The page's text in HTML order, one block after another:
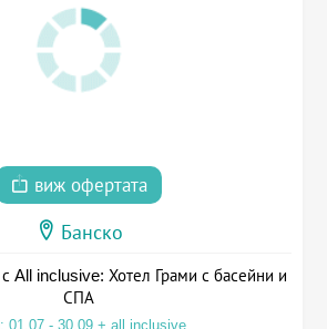
виж офертата
Банско
All inclusive: Хотел Грами с басейни и
СПА
01.07 - 30.09 + all inclusive